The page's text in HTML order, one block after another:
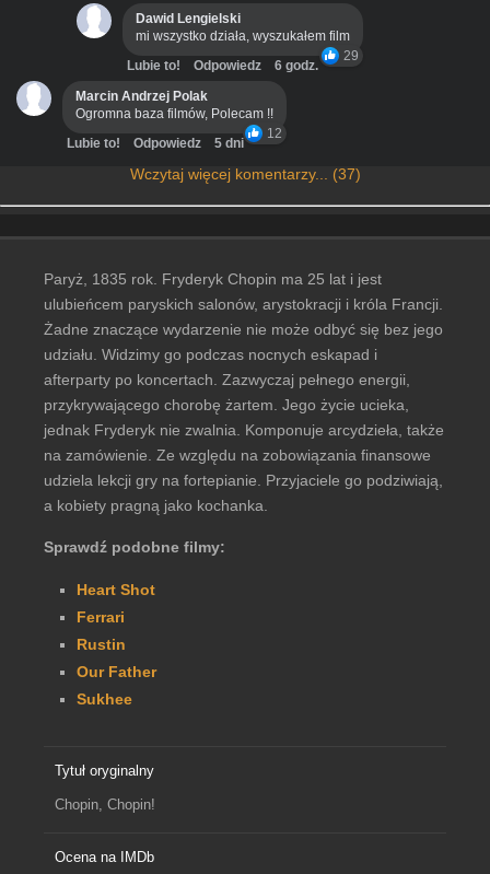
Dawid Lengielski
mi wszystko działa, wyszukałem film
29
Lubie to! Odpowiedz
6 godz.
Marcin Andrzej Polak
Ogromna baza filmów, Polecam !!
12
Lubie to! Odpowiedz 5 dni
Wczytaj więcej komentarzy... (37)
Paryż, 1835 rok. Fryderyk Chopin ma 25 lat i jest
ulubieńcem paryskich salonów, arystokracji i króla Francji.
Żadne znaczące wydarzenie nie może odbyć się bez jego
udziału. Widzimy go podczas nocnych eskapad i
afterparty po koncertach. Zazwyczaj pełnego energii,
przykrywającego chorobę żartem. Jego życie ucieka,
jednak Fryderyk nie zwalnia. Komponuje arcydzieła, także
na zamówienie. Ze względu na zobowiązania finansowe
udziela lekcji gry na fortepianie. Przyjaciele go podziwiają,
a kobiety pragną jako kochanka.
Sprawdź podobne filmy:
Heart Shot
Ferrari
Rustin
Our Father
Sukhee
Tytuł oryginalny
Chopin, Chopin!
Ocena na IMDb